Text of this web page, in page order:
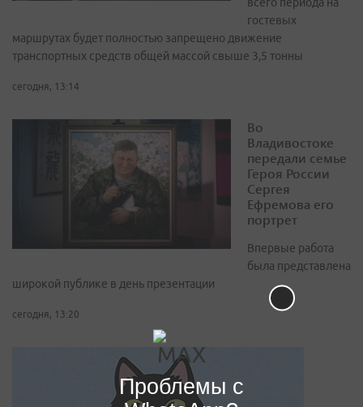
всего периода на
гостевых
маршрутах будет полностью запрещено движение
транспортных средств общей массой свыше 3,5 тонны
сегодня, 13:14
Во
Владивостоке
передали семье
Героя России
Сергея
Ефремова его
портрет
Впервые работа
была представлена
широкой публике в день презентации
сегодня, 13:20
Проблемы с